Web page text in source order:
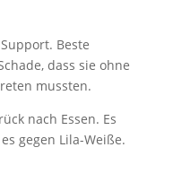
Beste
dass sie ohne
mussten.
nach Essen. Es
gegen Lila-Weiße.